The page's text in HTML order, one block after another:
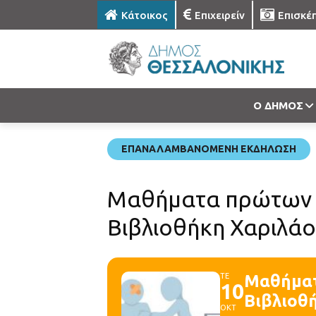
Κάτοικος Επιχειρείν
Ο ΔΗΜΟΣ
ΕΠΑΝΑΛΑΜΒΑΝΌΜΕΝΗ ΕΚΔΉΛΩΣΗ
Μαθήματα πρώτων
Βιβλιοθήκη
ΤΕ
10
ΟΚΤ